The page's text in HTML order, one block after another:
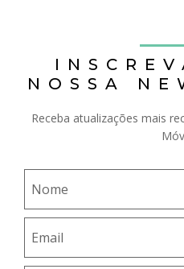
NOSSA
Receba atualizações mais